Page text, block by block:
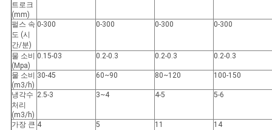
트로크
(mm)
펄스 속
도 (시
간/분)
0-300 0-300 0-300 0-300
물 소비
(Mpa)
0.15-03 0.2-0.3 0.2-0.3 0.2-0.3
물 소비
(m3/h)
30-45 60~90 80~120 100-150
냉각수
처리
(m3/h)
2.5-3 3~4 4-5 5-6
가장 큰 4 5 11 14